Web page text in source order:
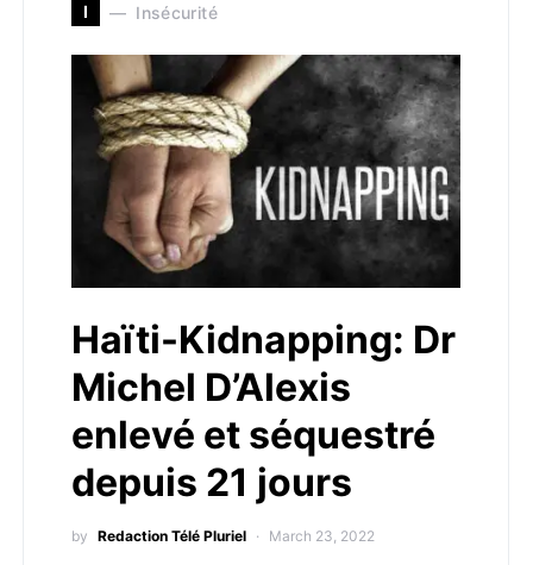
I Insécurité
Haïti-Kidnapping: Dr
Michel D’Alexis
enlevé et séquestré
depuis 21 jours
by Redaction Télé Pluriel March 23, 2022